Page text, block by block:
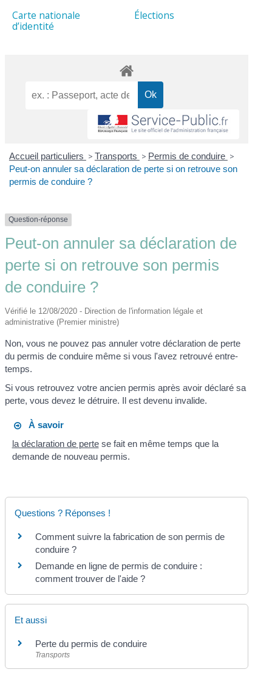
Carte nationale
d’identité
Élections
Accueil particuliers > Transports > Permis de conduire >
Peut-on annuler sa déclaration de perte si on retrouve son
permis de conduire ?
Question-réponse
Peut-on annuler sa déclaration de
perte si on retrouve son permis
de conduire ?
Vérifié le 12/08/2020 - Direction de l'information légale et
administrative (Premier ministre)
Non, vous ne pouvez pas annuler votre déclaration de perte
du permis de conduire même si vous l'avez retrouvé entre-
temps.
Si vous retrouvez votre ancien permis après avoir déclaré sa
perte, vous devez le détruire. Il est devenu invalide.
À savoir
la déclaration de pertese fait en même temps que la
demande de nouveau permis.
Questions ? Réponses !
Comment suivre la fabrication de son permis de
conduire ?
Demande en ligne de permis de conduire :
comment trouver de l'aide ?
Et aussi
Perte du permis de conduire
Transports